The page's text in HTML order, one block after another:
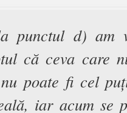
punctul d) am
că ceva care
poate fi cel
iar acum se